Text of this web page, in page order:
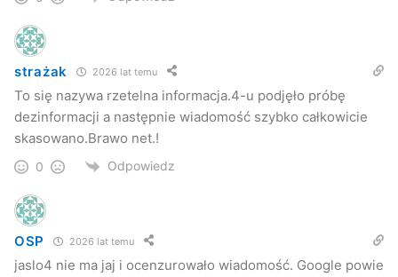
strażak 2026 lat temu
To się nazywa rzetelna informacja.4-u podjęło próbę
dezinformacji a następnie wiadomość szybko całkowicie
skasowano.Brawo net.!
0 Odpowiedz
OSP 2026 lat temu
jaslo4 nie ma jaj i ocenzurowało wiadomość. Google powie